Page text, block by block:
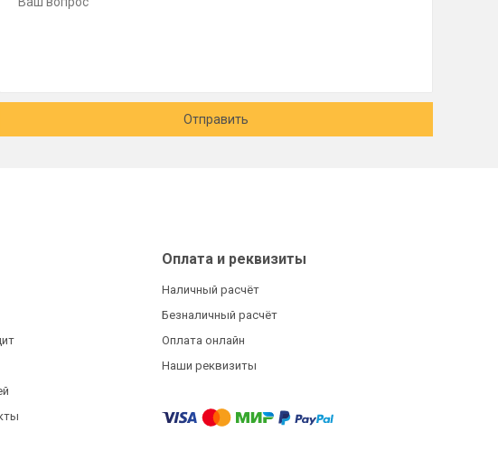
Отправить
Оплата и реквизиты
Наличный расчёт
Безналичный расчёт
Оплата онлайн
Наши реквизиты